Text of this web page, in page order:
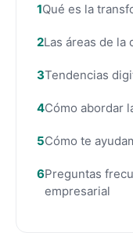
Qué es la
Las áreas de la
Tendencias
Cómo abordar
Cómo te
Preguntas
empresarial